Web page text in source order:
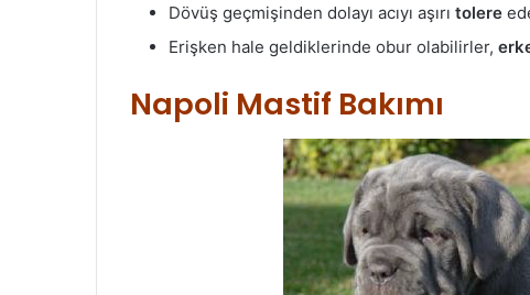
Dövüş geçmişinden dolayı acıyı aşırı tolere
Erişken hale geldiklerinde obur olabilirler,
Napoli Mastif Bakımı